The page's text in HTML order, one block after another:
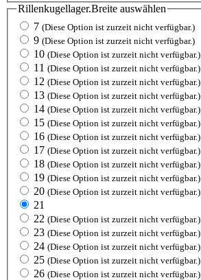
Rillenkugellager.Breite auswählen
7 (Diese Option ist zurzeit nicht verfügbar.)
9 (Diese Option ist zurzeit nicht verfügbar.)
10 (Diese Option ist zurzeit nicht verfügbar.)
11 (Diese Option ist zurzeit nicht verfügbar.)
12 (Diese Option ist zurzeit nicht verfügbar.)
13 (Diese Option ist zurzeit nicht verfügbar.)
14 (Diese Option ist zurzeit nicht verfügbar.)
15 (Diese Option ist zurzeit nicht verfügbar.)
16 (Diese Option ist zurzeit nicht verfügbar.)
17 (Diese Option ist zurzeit nicht verfügbar.)
18 (Diese Option ist zurzeit nicht verfügbar.)
19 (Diese Option ist zurzeit nicht verfügbar.)
20 (Diese Option ist zurzeit nicht verfügbar.)
21
22 (Diese Option ist zurzeit nicht verfügbar.)
23 (Diese Option ist zurzeit nicht verfügbar.)
24 (Diese Option ist zurzeit nicht verfügbar.)
25 (Diese Option ist zurzeit nicht verfügbar.)
26 (Diese Option ist zurzeit nicht verfügbar.)